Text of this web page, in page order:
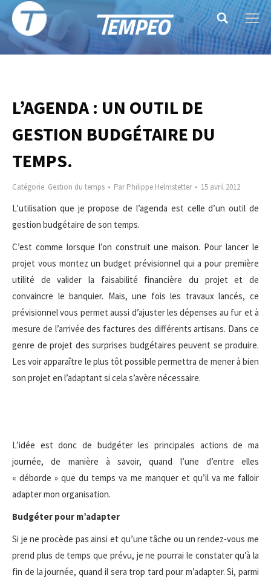
Search:
L’AGENDA : UN OUTIL DE
GESTION BUDGÉTAIRE DU
TEMPS.
Catégorie Gestion du temps ParPhilippe Helmstetter 15 avril 2012
L’utilisation que je propose de l’agenda est celle d’un outil de
gestion budgétaire de son temps.
C’est comme lorsque l’on construit une maison. Pour lancer le
projet vous montez un budget prévisionnel qui a pour première
utilité de valider la faisabilité financière du projet et de
convaincre le banquier. Mais, une fois les travaux lancés, ce
prévisionnel vous permet aussi d’ajuster les dépenses au fur et à
mesure de l’arrivée des factures des différents artisans. Dans ce
genre de projet des surprises budgétaires peuvent se produire.
Les voir apparaître le plus tôt possible permettra de mener à bien
son projet en l’adaptant si cela s’avère nécessaire.
L’idée est donc de budgéter les principales actions de ma
journée, de manière à savoir, quand l’une d’entre elles
« déborde » que du temps va me manquer et qu’il va me falloir
adapter mon organisation.
Budgéter pour m’adapter
Si je ne procède pas ainsi et qu’une tâche ou un rendez-vous me
prend plus de temps que prévu, je ne pourrai le constater qu’à la
fin de la journée, quand il sera trop tard pour m’adapter. Si, parmi